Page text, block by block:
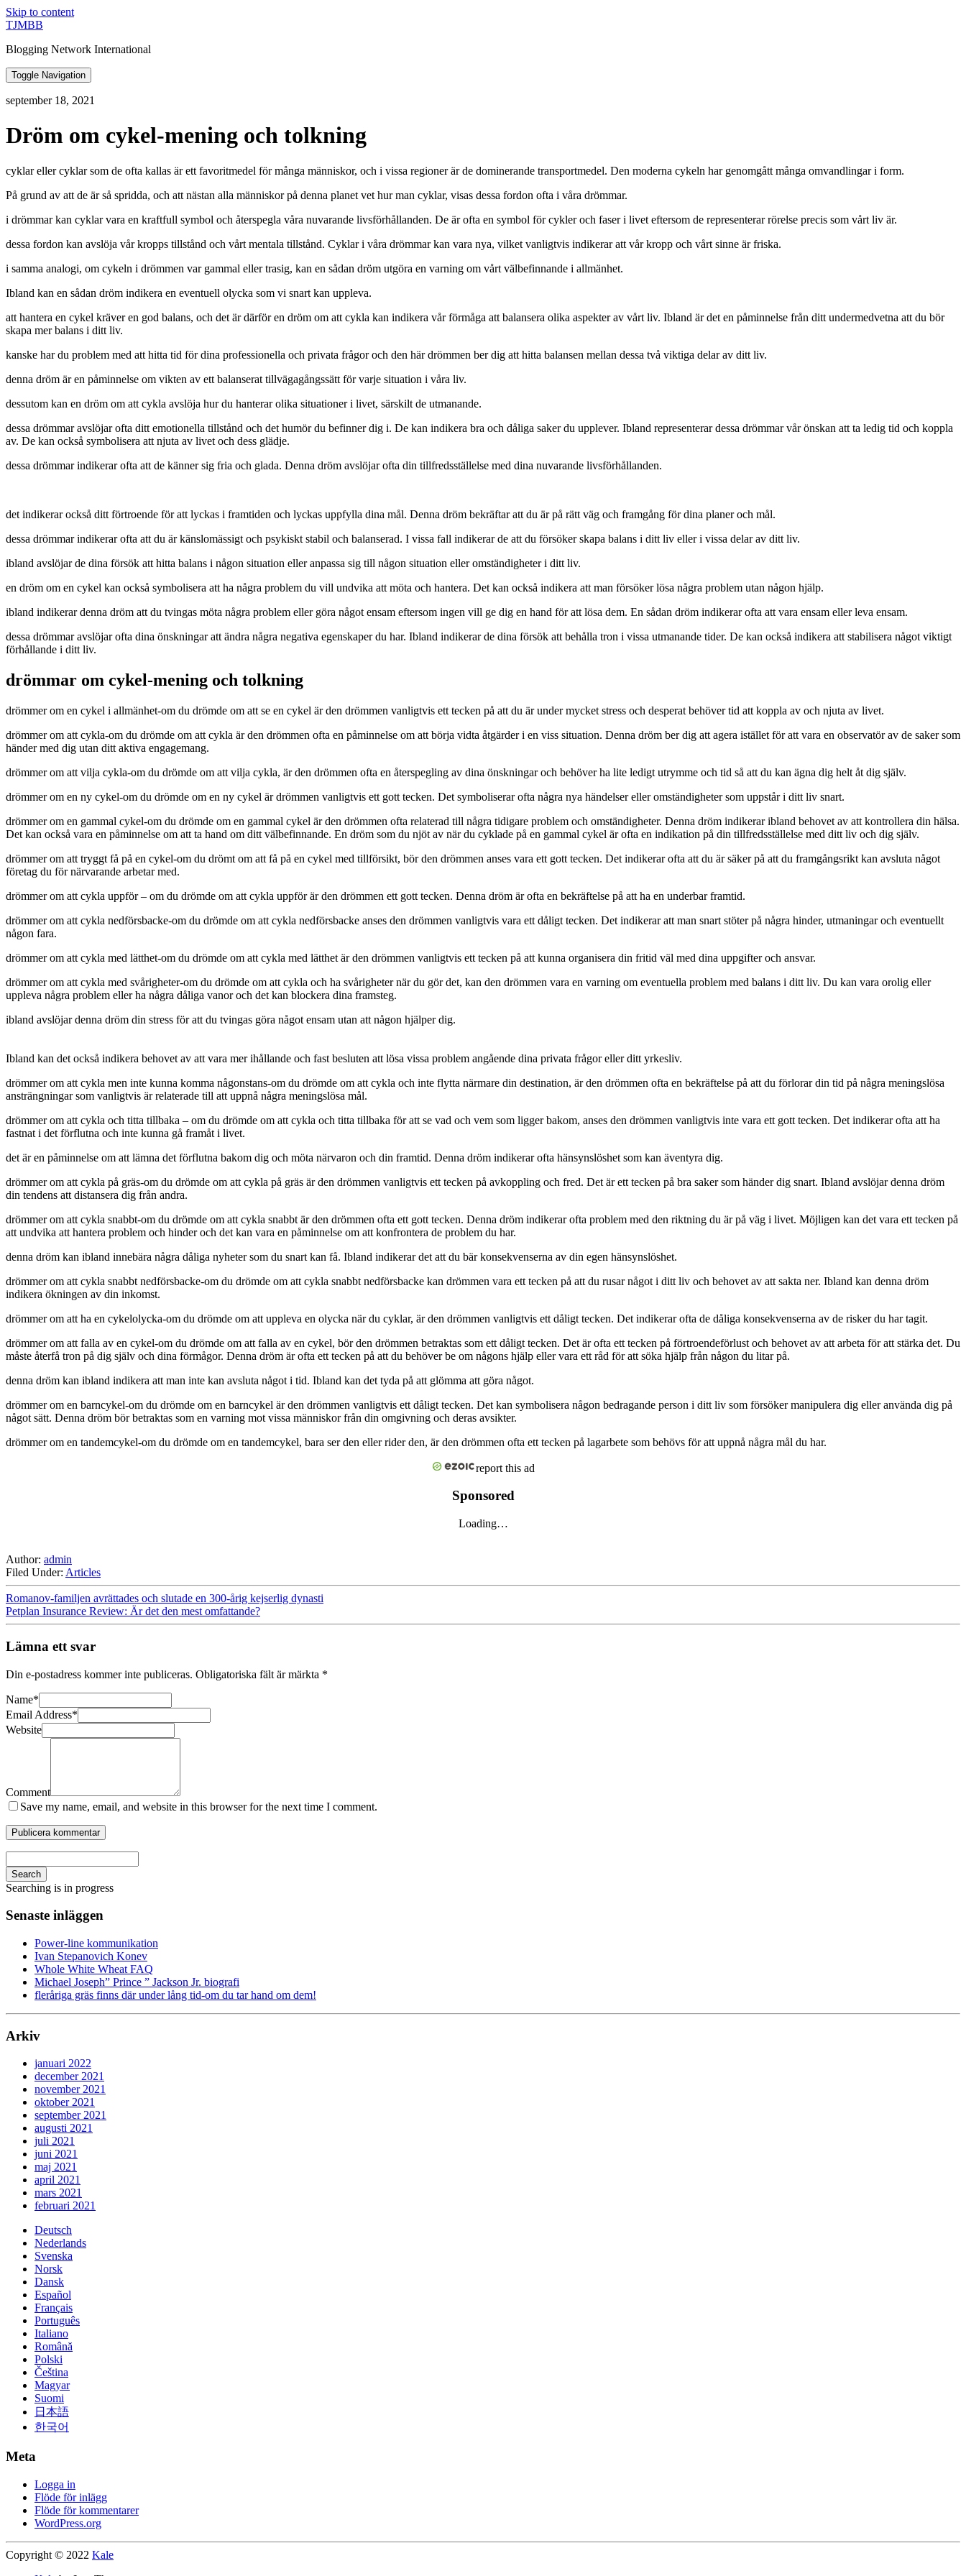
Skip to content
TJMBB
Blogging Network International
Toggle Navigation
september 18, 2021
Dröm om cykel-mening och tolkning
cyklar eller cyklar som de ofta kallas är ett favoritmedel för många människor, och i vissa regioner är de dominerande transportmedel. Den moderna cykeln har genomgått många omvandlingar i form.
På grund av att de är så spridda, och att nästan alla människor på denna planet vet hur man cyklar, visas dessa fordon ofta i våra drömmar.
i drömmar kan cyklar vara en kraftfull symbol och återspegla våra nuvarande livsförhållanden. De är ofta en symbol för cykler och faser i livet eftersom de representerar rörelse precis som vårt liv är.
dessa fordon kan avslöja vår kropps tillstånd och vårt mentala tillstånd. Cyklar i våra drömmar kan vara nya, vilket vanligtvis indikerar att vår kropp och vårt sinne är friska.
i samma analogi, om cykeln i drömmen var gammal eller trasig, kan en sådan dröm utgöra en varning om vårt välbefinnande i allmänhet.
Ibland kan en sådan dröm indikera en eventuell olycka som vi snart kan uppleva.
att hantera en cykel kräver en god balans, och det är därför en dröm om att cykla kan indikera vår förmåga att balansera olika aspekter av vårt liv. Ibland är det en påminnelse från ditt undermedvetna att du bör
skapa mer balans i ditt liv.
kanske har du problem med att hitta tid för dina professionella och privata frågor och den här drömmen ber dig att hitta balansen mellan dessa två viktiga delar av ditt liv.
denna dröm är en påminnelse om vikten av ett balanserat tillvägagångssätt för varje situation i våra liv.
dessutom kan en dröm om att cykla avslöja hur du hanterar olika situationer i livet, särskilt de utmanande.
dessa drömmar avslöjar ofta ditt emotionella tillstånd och det humör du befinner dig i. De kan indikera bra och dåliga saker du upplever. Ibland representerar dessa drömmar vår önskan att ta ledig tid och koppla
av. De kan också symbolisera att njuta av livet och dess glädje.
dessa drömmar indikerar ofta att de känner sig fria och glada. Denna dröm avslöjar ofta din tillfredsställelse med dina nuvarande livsförhållanden.
det indikerar också ditt förtroende för att lyckas i framtiden och lyckas uppfylla dina mål. Denna dröm bekräftar att du är på rätt väg och framgång för dina planer och mål.
dessa drömmar indikerar ofta att du är känslomässigt och psykiskt stabil och balanserad. I vissa fall indikerar de att du försöker skapa balans i ditt liv eller i vissa delar av ditt liv.
ibland avslöjar de dina försök att hitta balans i någon situation eller anpassa sig till någon situation eller omständigheter i ditt liv.
en dröm om en cykel kan också symbolisera att ha några problem du vill undvika att möta och hantera. Det kan också indikera att man försöker lösa några problem utan någon hjälp.
ibland indikerar denna dröm att du tvingas möta några problem eller göra något ensam eftersom ingen vill ge dig en hand för att lösa dem. En sådan dröm indikerar ofta att vara ensam eller leva ensam.
dessa drömmar avslöjar ofta dina önskningar att ändra några negativa egenskaper du har. Ibland indikerar de dina försök att behålla tron i vissa utmanande tider. De kan också indikera att stabilisera något viktigt
förhållande i ditt liv.
drömmar om cykel-mening och tolkning
drömmer om en cykel i allmänhet-om du drömde om att se en cykel är den drömmen vanligtvis ett tecken på att du är under mycket stress och desperat behöver tid att koppla av och njuta av livet.
drömmer om att cykla-om du drömde om att cykla är den drömmen ofta en påminnelse om att börja vidta åtgärder i en viss situation. Denna dröm ber dig att agera istället för att vara en observatör av de saker som
händer med dig utan ditt aktiva engagemang.
drömmer om att vilja cykla-om du drömde om att vilja cykla, är den drömmen ofta en återspegling av dina önskningar och behöver ha lite ledigt utrymme och tid så att du kan ägna dig helt åt dig själv.
drömmer om en ny cykel-om du drömde om en ny cykel är drömmen vanligtvis ett gott tecken. Det symboliserar ofta några nya händelser eller omständigheter som uppstår i ditt liv snart.
drömmer om en gammal cykel-om du drömde om en gammal cykel är den drömmen ofta relaterad till några tidigare problem och omständigheter. Denna dröm indikerar ibland behovet av att kontrollera din hälsa.
Det kan också vara en påminnelse om att ta hand om ditt välbefinnande. En dröm som du njöt av när du cyklade på en gammal cykel är ofta en indikation på din tillfredsställelse med ditt liv och dig själv.
drömmer om att tryggt få på en cykel-om du drömt om att få på en cykel med tillförsikt, bör den drömmen anses vara ett gott tecken. Det indikerar ofta att du är säker på att du framgångsrikt kan avsluta något
företag du för närvarande arbetar med.
drömmer om att cykla uppför – om du drömde om att cykla uppför är den drömmen ett gott tecken. Denna dröm är ofta en bekräftelse på att ha en underbar framtid.
drömmer om att cykla nedförsbacke-om du drömde om att cykla nedförsbacke anses den drömmen vanligtvis vara ett dåligt tecken. Det indikerar att man snart stöter på några hinder, utmaningar och eventuellt
någon fara.
drömmer om att cykla med lätthet-om du drömde om att cykla med lätthet är den drömmen vanligtvis ett tecken på att kunna organisera din fritid väl med dina uppgifter och ansvar.
drömmer om att cykla med svårigheter-om du drömde om att cykla och ha svårigheter när du gör det, kan den drömmen vara en varning om eventuella problem med balans i ditt liv. Du kan vara orolig eller
uppleva några problem eller ha några dåliga vanor och det kan blockera dina framsteg.
ibland avslöjar denna dröm din stress för att du tvingas göra något ensam utan att någon hjälper dig.
Ibland kan det också indikera behovet av att vara mer ihållande och fast besluten att lösa vissa problem angående dina privata frågor eller ditt yrkesliv.
drömmer om att cykla men inte kunna komma någonstans-om du drömde om att cykla och inte flytta närmare din destination, är den drömmen ofta en bekräftelse på att du förlorar din tid på några meningslösa
ansträngningar som vanligtvis är relaterade till att uppnå några meningslösa mål.
drömmer om att cykla och titta tillbaka – om du drömde om att cykla och titta tillbaka för att se vad och vem som ligger bakom, anses den drömmen vanligtvis inte vara ett gott tecken. Det indikerar ofta att ha
fastnat i det förflutna och inte kunna gå framåt i livet.
det är en påminnelse om att lämna det förflutna bakom dig och möta närvaron och din framtid. Denna dröm indikerar ofta hänsynslöshet som kan äventyra dig.
drömmer om att cykla på gräs-om du drömde om att cykla på gräs är den drömmen vanligtvis ett tecken på avkoppling och fred. Det är ett tecken på bra saker som händer dig snart. Ibland avslöjar denna dröm
din tendens att distansera dig från andra.
drömmer om att cykla snabbt-om du drömde om att cykla snabbt är den drömmen ofta ett gott tecken. Denna dröm indikerar ofta problem med den riktning du är på väg i livet. Möjligen kan det vara ett tecken på
att undvika att hantera problem och hinder och det kan vara en påminnelse om att konfrontera de problem du har.
denna dröm kan ibland innebära några dåliga nyheter som du snart kan få. Ibland indikerar det att du bär konsekvenserna av din egen hänsynslöshet.
drömmer om att cykla snabbt nedförsbacke-om du drömde om att cykla snabbt nedförsbacke kan drömmen vara ett tecken på att du rusar något i ditt liv och behovet av att sakta ner. Ibland kan denna dröm
indikera ökningen av din inkomst.
drömmer om att ha en cykelolycka-om du drömde om att uppleva en olycka när du cyklar, är den drömmen vanligtvis ett dåligt tecken. Det indikerar ofta de dåliga konsekvenserna av de risker du har tagit.
drömmer om att falla av en cykel-om du drömde om att falla av en cykel, bör den drömmen betraktas som ett dåligt tecken. Det är ofta ett tecken på förtroendeförlust och behovet av att arbeta för att stärka det. Du
måste återfå tron på dig själv och dina förmågor. Denna dröm är ofta ett tecken på att du behöver be om någons hjälp eller vara ett råd för att söka hjälp från någon du litar på.
denna dröm kan ibland indikera att man inte kan avsluta något i tid. Ibland kan det tyda på att glömma att göra något.
drömmer om en barncykel-om du drömde om en barncykel är den drömmen vanligtvis ett dåligt tecken. Det kan symbolisera någon bedragande person i ditt liv som försöker manipulera dig eller använda dig på
något sätt. Denna dröm bör betraktas som en varning mot vissa människor från din omgivning och deras avsikter.
drömmer om en tandemcykel-om du drömde om en tandemcykel, bara ser den eller rider den, är den drömmen ofta ett tecken på lagarbete som behövs för att uppnå några mål du har.
report this ad
Sponsored
Loading…
Author: admin
Filed Under: Articles
Romanov-familjen avrättades och slutade en 300-årig kejserlig dynasti
Petplan Insurance Review: Är det den mest omfattande?
Lämna ett svar
Din e-postadress kommer inte publiceras. Obligatoriska fält är märkta *
Name*
Email Address*
Website
Comment
Save my name, email, and website in this browser for the next time I comment.
Search
Searching is in progress
Senaste inläggen
Power-line kommunikation
Ivan Stepanovich Konev
Whole White Wheat FAQ
Michael Joseph” Prince ” Jackson Jr. biografi
fleråriga gräs finns där under lång tid-om du tar hand om dem!
Arkiv
januari 2022
december 2021
november 2021
oktober 2021
september 2021
augusti 2021
juli 2021
juni 2021
maj 2021
april 2021
mars 2021
februari 2021
Deutsch
Nederlands
Svenska
Norsk
Dansk
Español
Français
Português
Italiano
Română
Polski
Čeština
Magyar
Suomi
日本語
한국어
Meta
Logga in
Flöde för inlägg
Flöde för kommentarer
WordPress.org
Copyright © 2022 Kale